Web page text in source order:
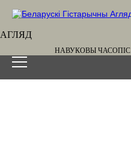
АГЛЯД
НАВУКОВЫ ЧАСОПІС